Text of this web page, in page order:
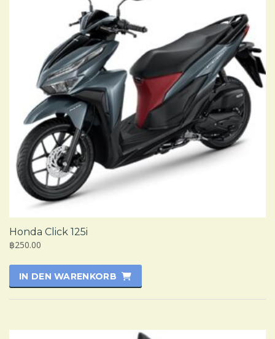
Honda Click 125i
฿250.00
IN DEN WARENKORB